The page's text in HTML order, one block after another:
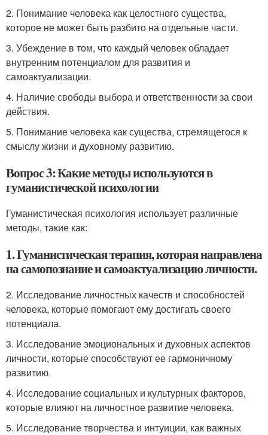
2. Понимание человека как целостного существа,
которое не может быть разбито на отдельные части.
3. Убеждение в том, что каждый человек обладает
внутренним потенциалом для развития и
самоактуализации.
4. Наличие свободы выбора и ответственности за свои
действия.
5. Понимание человека как существа, стремящегося к
смыслу жизни и духовному развитию.
Вопрос 3: Какие методы используются в
гуманистической психологии
Гуманистическая психология использует различные
методы, такие как:
1. Гуманистическая терапия, которая направлена
на самопознание и самоактуализацию личности.
2. Исследование личностных качеств и способностей
человека, которые помогают ему достигать своего
потенциала.
3. Исследование эмоциональных и духовных аспектов
личности, которые способствуют ее гармоничному
развитию.
4. Исследование социальных и культурных факторов,
которые влияют на личностное развитие человека.
5. Исследование творчества и интуиции, как важных